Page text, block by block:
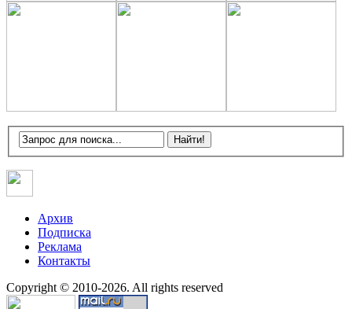
Архив
Подписка
Реклама
Контакты
Copyright © 2010-2026. All rights reserved